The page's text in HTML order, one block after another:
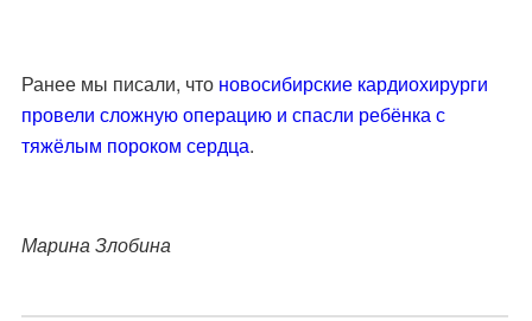
Ранее мы писали, что новосибирские кардиохирурги
провели сложную операцию и спасли ребёнка с
тяжёлым пороком сердца.
Марина Злобина